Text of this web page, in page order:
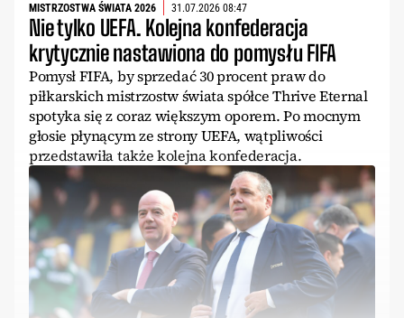
MISTRZOSTWA ŚWIATA 2026 31.07.2026 08:47
Nie tylko UEFA. Kolejna konfederacja
krytycznie nastawiona do pomysłu FIFA
Pomysł FIFA, by sprzedać 30 procent praw do
piłkarskich mistrzostw świata spółce Thrive Eternal
spotyka się z coraz większym oporem. Po mocnym
głosie płynącym ze strony UEFA, wątpliwości
przedstawiła także kolejna konfederacja.